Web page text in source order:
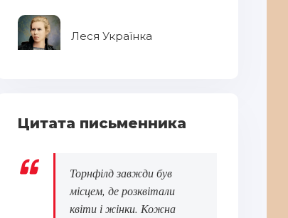
Леся Українка
Цитата письменника
Торнфілд завжди був
місцем, де розквітали
квіти і жінки. Кожна